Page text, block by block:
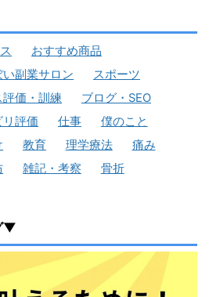
おすすめ商品
い副業サロン
スポーツ
価・訓練
ブログ・SEO
リ評価 仕事
僕のこと
教育 理学療法
痛み
雑記・考察
骨折
▼